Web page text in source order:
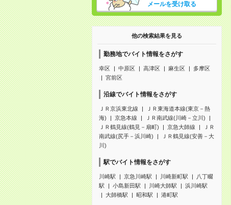
メールを受け取る
他の検索結果を見る
勤務地でバイト情報をさがす
幸区 中原区 高津区 麻生区
多摩区
宮前区
沿線でバイト情報をさがす
ＪＲ京浜東北線
ＪＲ東海道本線(東京－熱
海)
京急本線
ＪＲ南武線(川崎－立川)
ＪＲ鶴見線(鶴見－扇町)
京急大師線
ＪＲ
南武線(尻手－浜川崎)
ＪＲ鶴見線(安善－大
川)
駅でバイト情報をさがす
川崎駅 京急川崎駅 川崎新町駅
八丁畷
駅
小島新田駅 川崎大師駅
浜川崎駅
大師橋駅
昭和駅 港町駅